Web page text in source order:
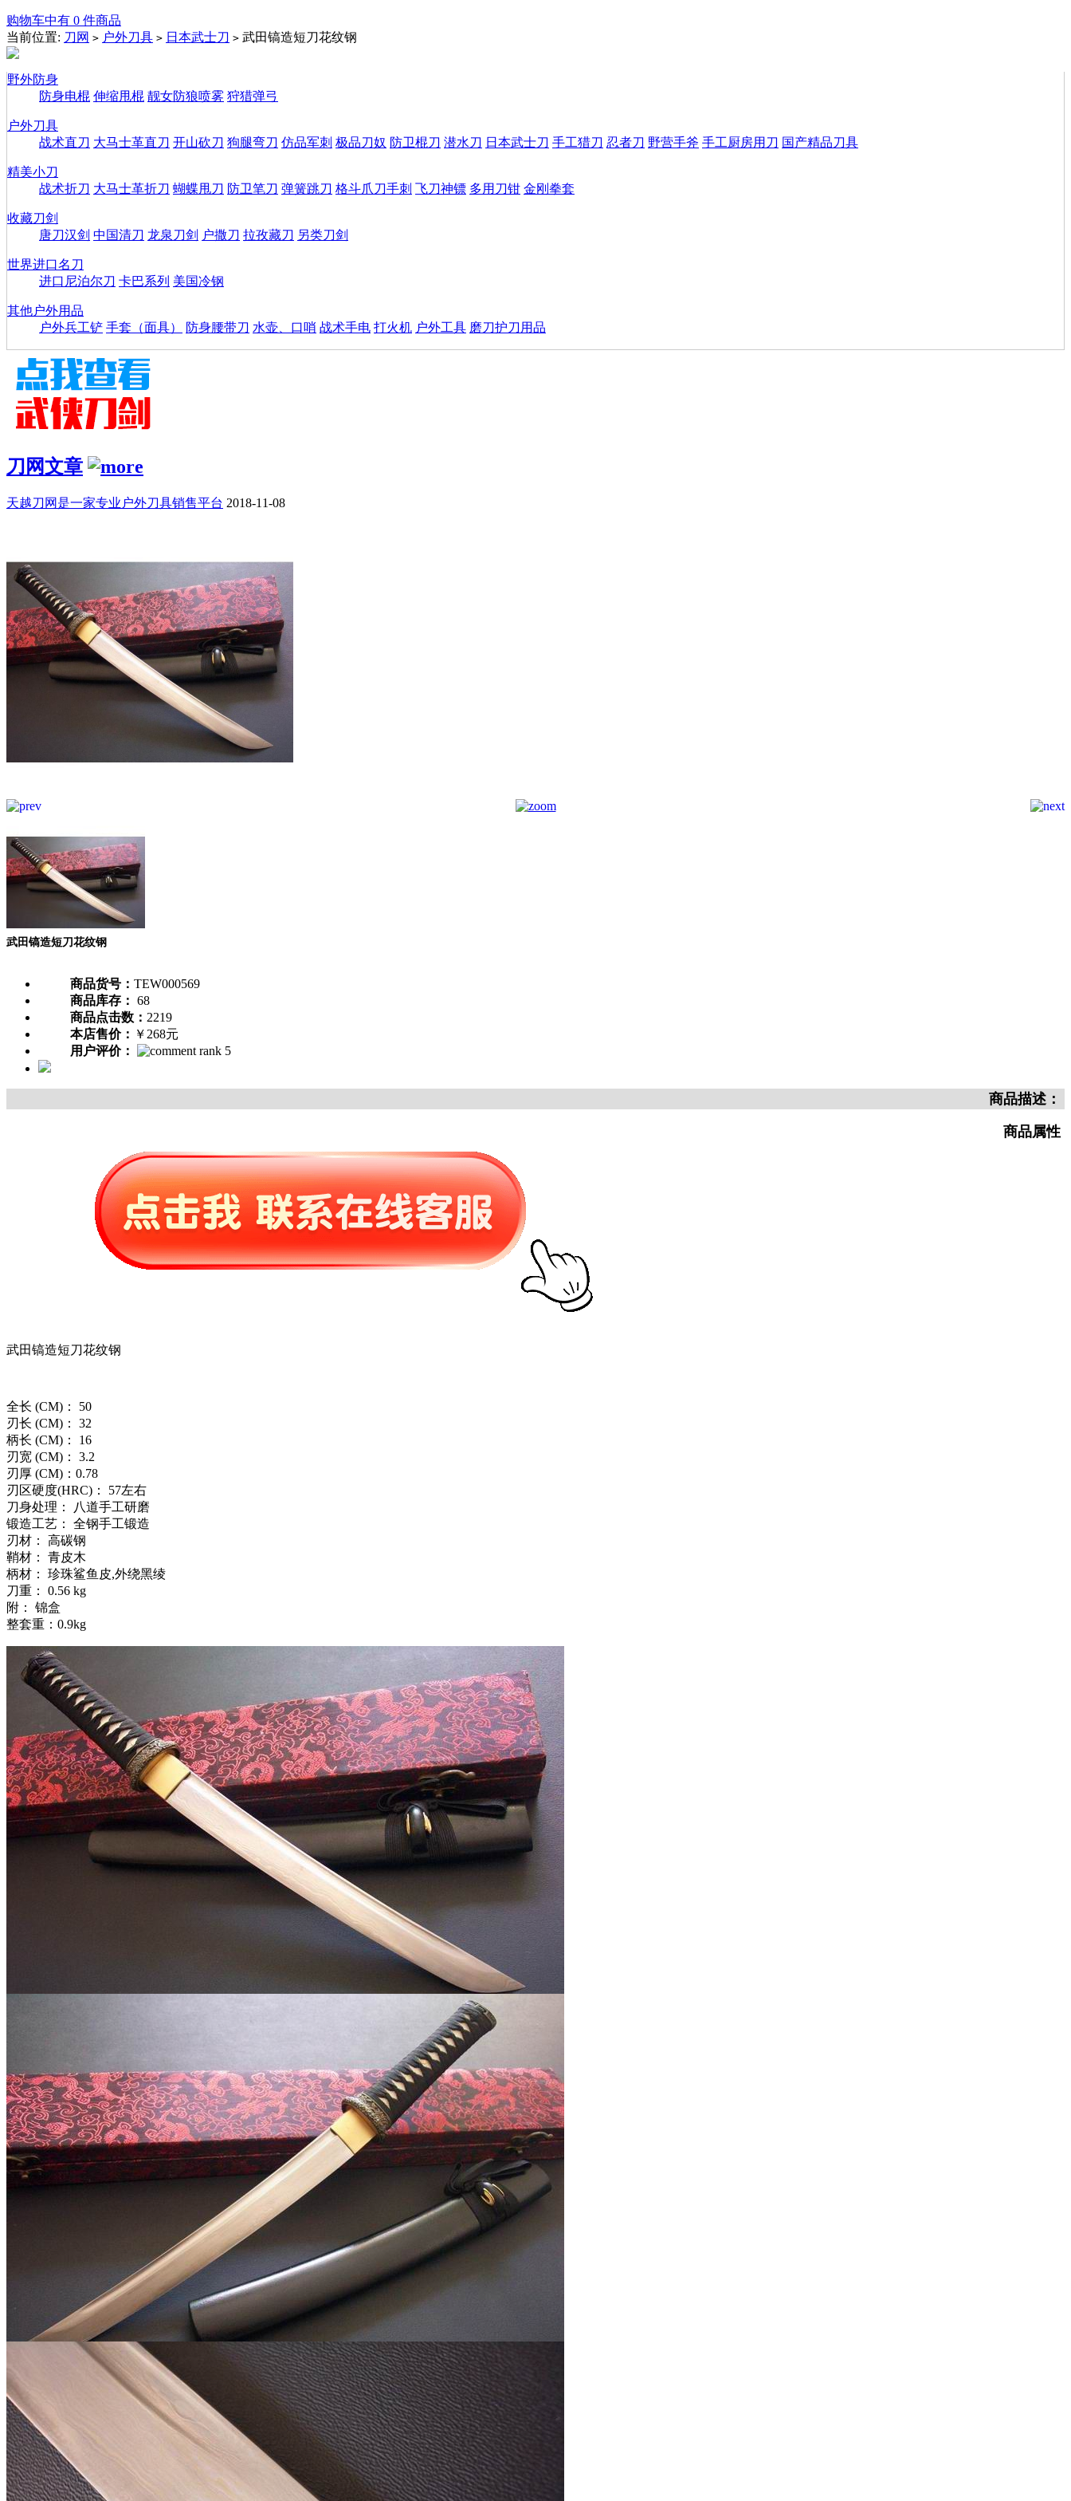
购物车中有 0 件商品
当前位置: 刀网 > 户外刀具 > 日本武士刀 > 武田镐造短刀花纹钢
野外防身
防身电棍 伸缩甩棍 靓女防狼喷雾 狩猎弹弓
户外刀具
战术直刀 大马士革直刀 开山砍刀 狗腿弯刀 仿品军刺 极品刀奴 防卫棍刀 潜水刀 日本武士刀 手工猎刀 忍者刀 野营手斧 手工厨房用刀 国产精品刀具
精美小刀
战术折刀 大马士革折刀 蝴蝶甩刀 防卫笔刀 弹簧跳刀 格斗爪刀手刺 飞刀神镖 多用刀钳 金刚拳套
收藏刀剑
唐刀汉剑 中国清刀 龙泉刀剑 户撒刀 拉孜藏刀 另类刀剑
世界进口名刀
进口尼泊尔刀 卡巴系列 美国冷钢
其他户外用品
户外兵工铲 手套（面具） 防身腰带刀 水壶、口哨 战术手电 打火机 户外工具 磨刀护刀用品
刀网文章
天越刀网是一家专业户外刀具销售平台 2018-11-08
武田镐造短刀花纹钢
商品货号： TEW000569
商品库存： 68
商品点击数： 2219
本店售价： ￥268元
用户评价：
商品描述：
商品属性
武田镐造短刀花纹钢
全长 (CM)： 50
刃长 (CM)： 32
柄长 (CM)： 16
刃宽 (CM)： 3.2
刃厚 (CM)：0.78
刃区硬度(HRC)： 57左右
刀身处理： 八道手工研磨
锻造工艺： 全钢手工锻造
刃材： 高碳钢
鞘材： 青皮木
柄材： 珍珠鲨鱼皮,外绕黑绫
刀重： 0.56 kg
附： 锦盒
整套重：0.9kg